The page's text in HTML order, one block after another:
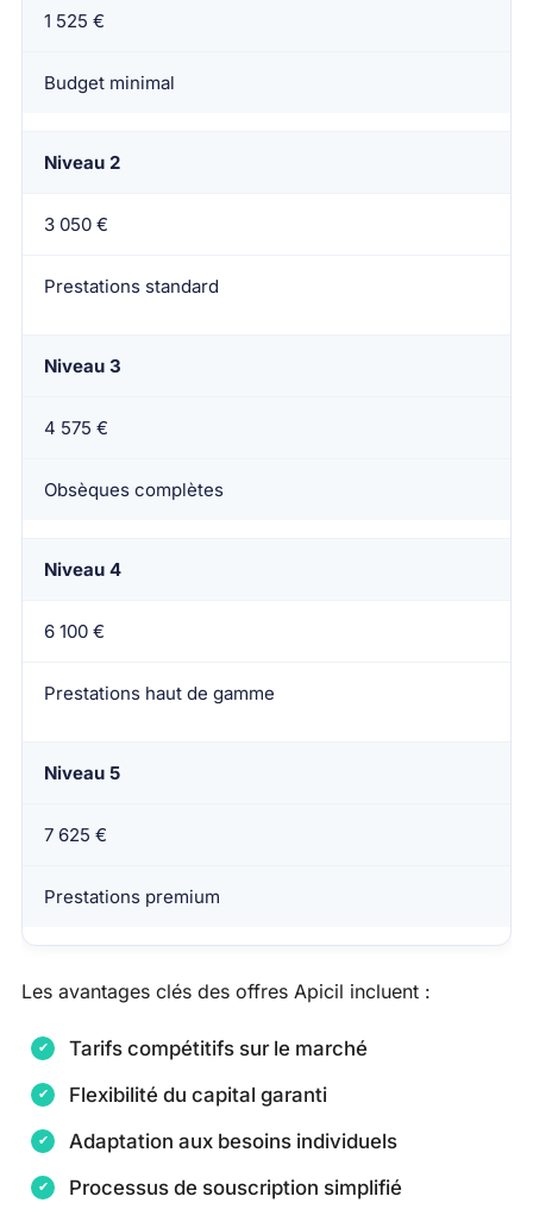
1 525 €
Budget minimal
Niveau 2
3 050 €
Prestations standard
Niveau 3
4 575 €
Obsèques complètes
Niveau 4
6 100 €
Prestations haut de gamme
Niveau 5
7 625 €
Prestations premium
Les avantages clés des offres Apicil incluent :
Tarifs compétitifs sur le marché
Flexibilité du capital garanti
Adaptation aux besoins individuels
Processus de souscription simplifié